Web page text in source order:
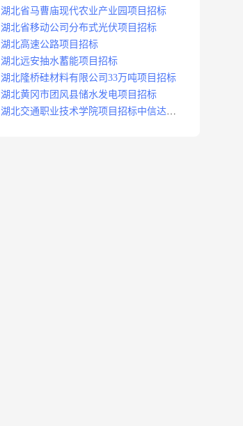
湖北省马曹庙现代农业产业园项目招标
湖北省移动公司分布式光伏项目招标
湖北高速公路项目招标
湖北远安抽水蓄能项目招标
湖北隆桥硅材料有限公司33万吨项目招标
湖北黄冈市团风县储水发电项目招标
湖北交通职业技术学院项目招标中信达咨